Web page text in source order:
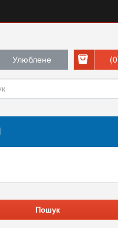
Улюблене
Пошук